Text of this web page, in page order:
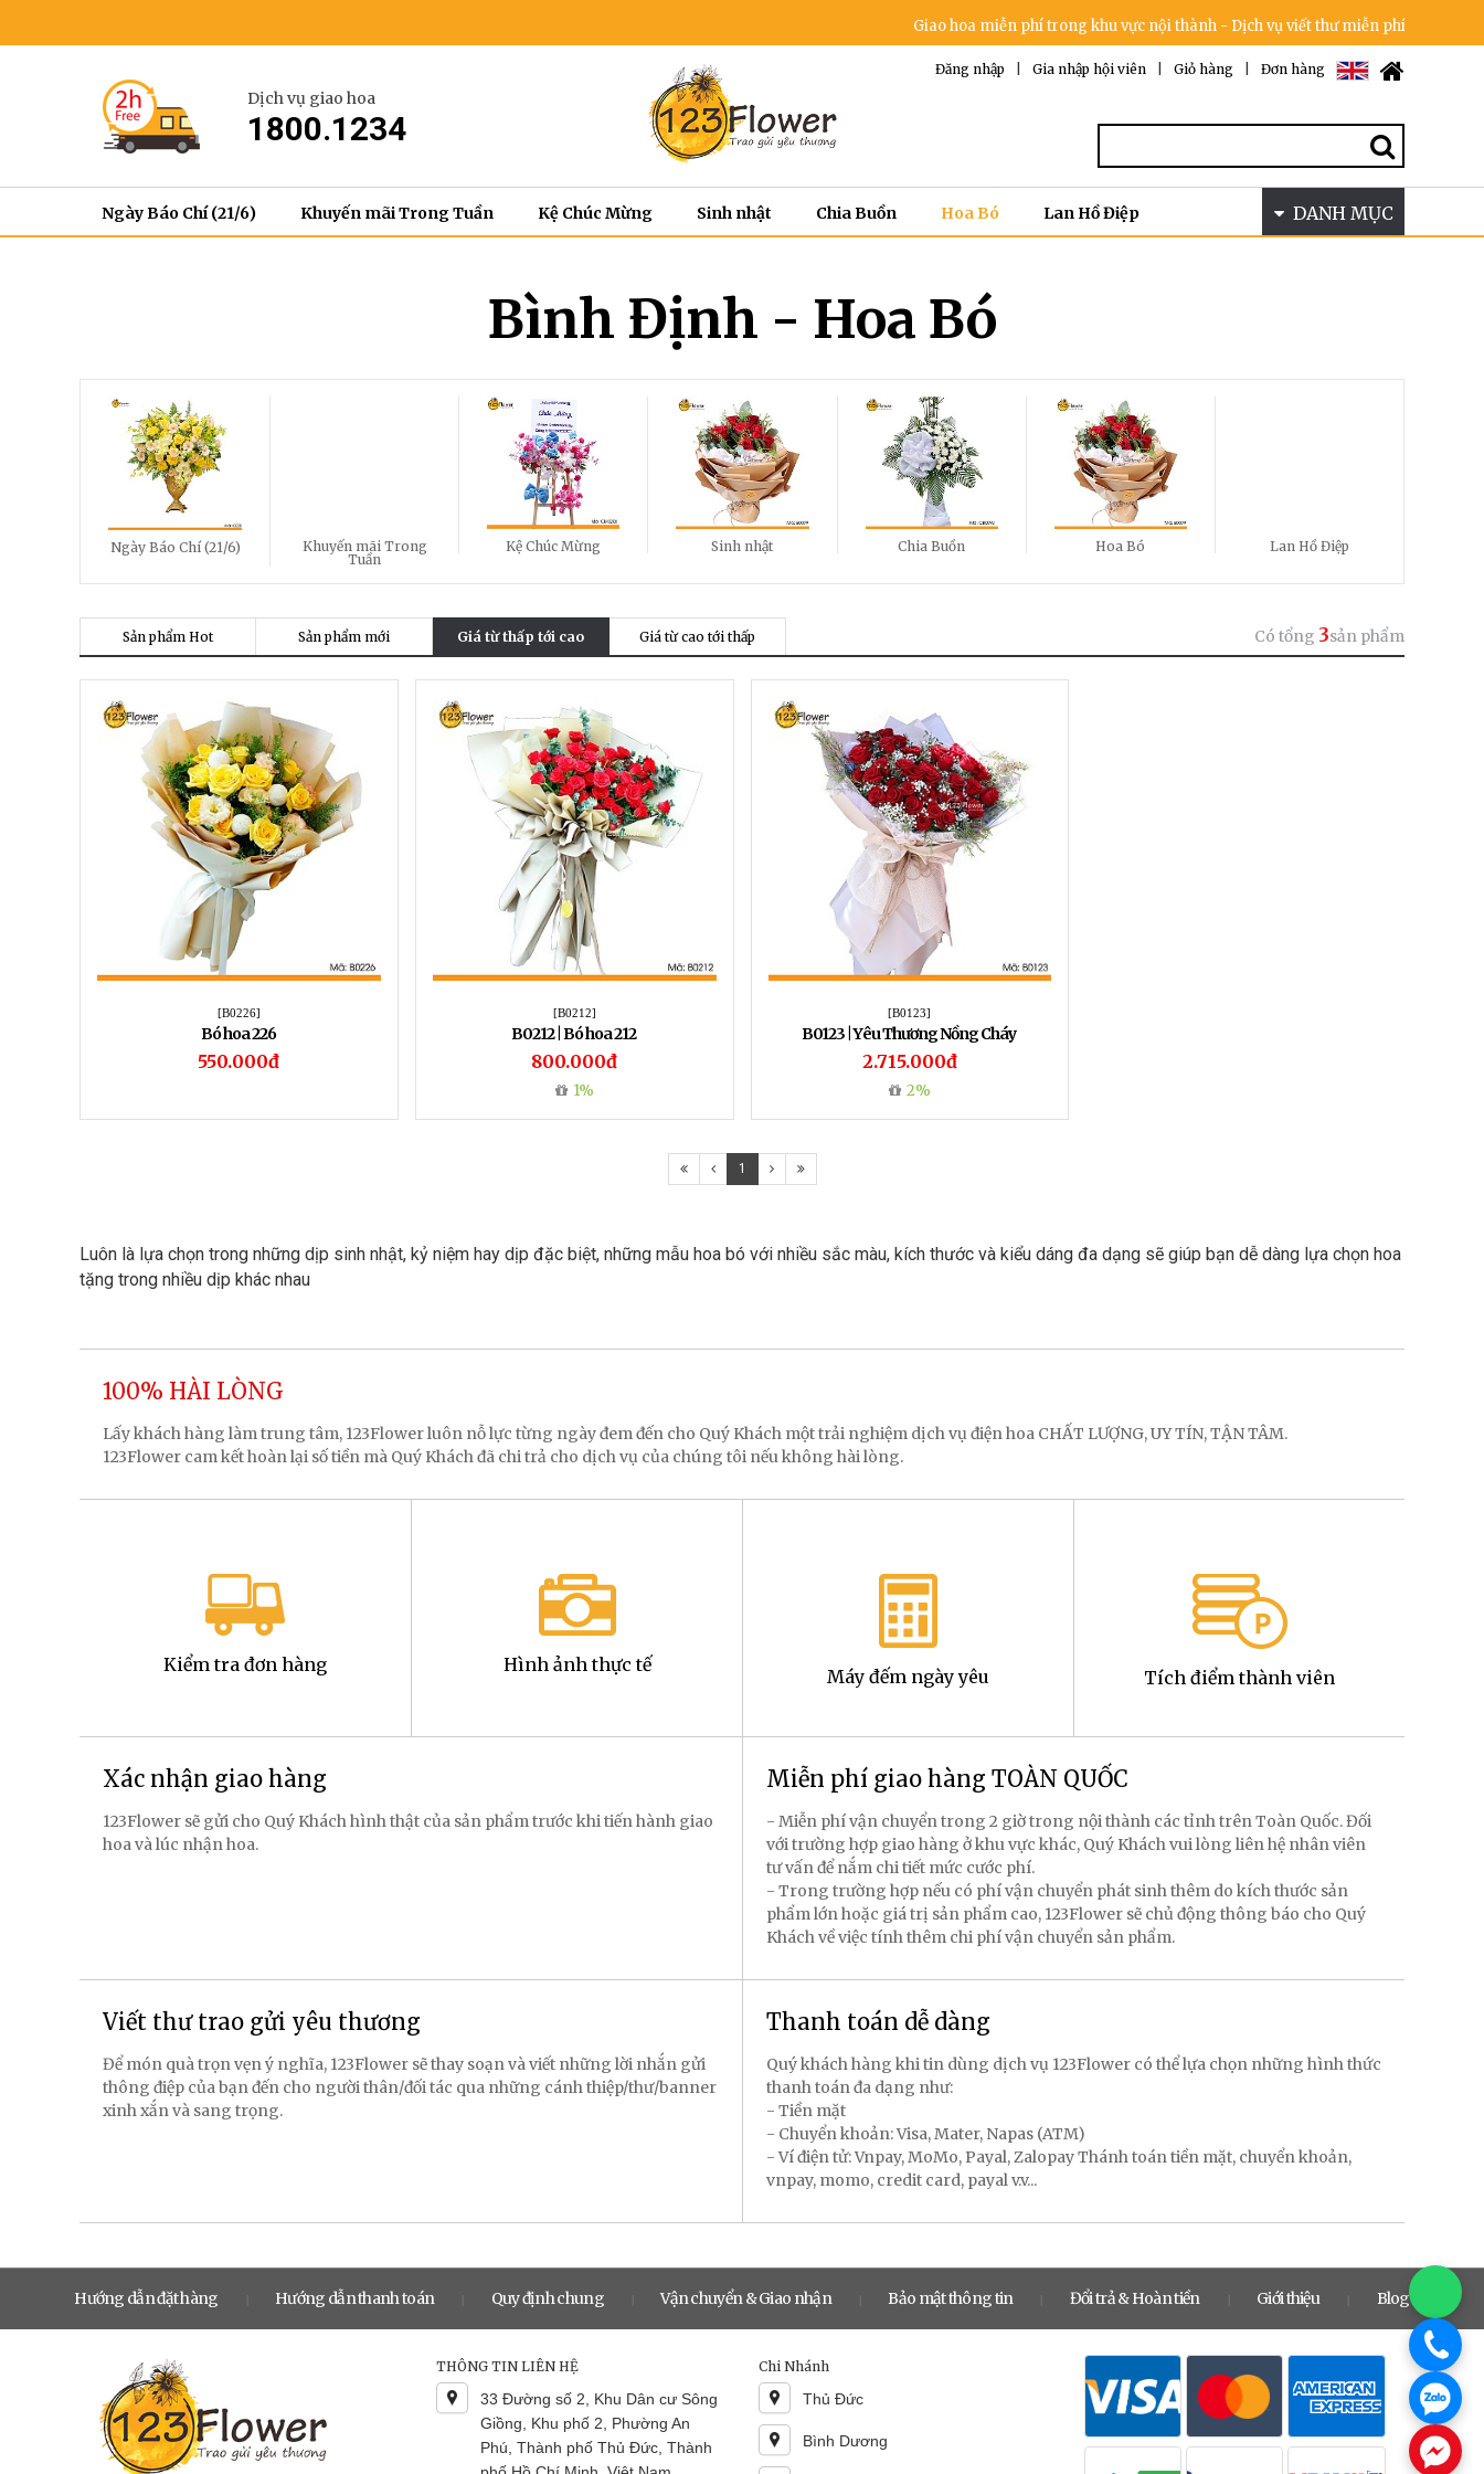
Giao hoa miễn phí trong khu vực nội thành - Dịch vụ viết thư miễn phí - Cam kết
Dịch vụ giao hoa
1800.1234
Đơn hàng
Giỏ hàng
Gia nhập hội viên
Đăng nhập
Ngày Báo Chí (21/6) Khuyến mãi Trong Tuần Kệ Chúc Mừng Sinh nhật Chia Buồn Hoa Bó Lan Hồ Điệp DANH MỤC
Bình Định - Hoa Bó
Ngày Báo Chí (21/6)
Khuyến mãi Trong
Tuần
Kệ Chúc Mừng Sinh nhật Chia Buồn Hoa Bó Lan Hồ Điệp
Sản phẩm Hot Sản phẩm mới Giá từ thấp tới cao Giá từ cao tới thấp Có tổng 3sản phẩm
[B0226]
Bó hoa 226
550.000đ
[B0212]
B0212 | Bó hoa 212
800.000đ
1%
[B0123]
B0123 | Yêu Thương Nồng Cháy
2.715.000đ
2%
1
Luôn là lựa chọn trong những dịp sinh nhật, kỷ niệm hay dịp đặc biệt, những mẫu hoa bó với nhiều sắc màu, kích thước và kiểu dáng đa dạng sẽ giúp bạn dễ dàng lựa chọn hoa
tặng trong nhiều dịp khác nhau
100% HÀI LÒNG
Lấy khách hàng làm trung tâm, 123Flower luôn nỗ lực từng ngày đem đến cho Quý Khách một trải nghiệm dịch vụ điện hoa CHẤT LƯỢNG, UY TÍN, TẬN TÂM.
123Flower cam kết hoàn lại số tiền mà Quý Khách đã chi trả cho dịch vụ của chúng tôi nếu không hài lòng.
Kiểm tra đơn hàng Hình ảnh thực tế
Máy đếm ngày yêu Tích điểm thành viên
Xác nhận giao hàng
123Flower sẽ gửi cho Quý Khách hình thật của sản phẩm trước khi tiến hành giao
hoa và lúc nhận hoa.
Miễn phí giao hàng TOÀN QUỐC
- Miễn phí vận chuyển trong 2 giờ trong nội thành các tỉnh trên Toàn Quốc. Đối
với trường hợp giao hàng ở khu vực khác, Quý Khách vui lòng liên hệ nhân viên
tư vấn để nắm chi tiết mức cước phí.
- Trong trường hợp nếu có phí vận chuyển phát sinh thêm do kích thước sản
phẩm lớn hoặc giá trị sản phẩm cao, 123Flower sẽ chủ động thông báo cho Quý
Khách về việc tính thêm chi phí vận chuyển sản phẩm.
Viết thư trao gửi yêu thương
Để món quà trọn vẹn ý nghĩa, 123Flower sẽ thay soạn và viết những lời nhắn gửi
thông điệp của bạn đến cho người thân/đối tác qua những cánh thiệp/thư/banner
xinh xắn và sang trọng.
Thanh toán dễ dàng
Quý khách hàng khi tin dùng dịch vụ 123Flower có thể lựa chọn những hình thức
thanh toán đa dạng như:
- Tiền mặt
- Chuyển khoản: Visa, Mater, Napas (ATM)
- Ví điện tử: Vnpay, MoMo, Payal, Zalopay Thánh toán tiền mặt, chuyển khoản,
vnpay, momo, credit card, payal v.v...
Hướng dẫn đặt hàng Hướng dẫn thanh toán Quy định chung Vận chuyển & Giao nhận Bảo mật thông tin Đổi trả & Hoàn tiền Giới thiệu Blog
THÔNG TIN LIÊN HỆ
33 Đường số 2, Khu Dân cư Sông
Giồng, Khu phố 2, Phường An
Phú, Thành phố Thủ Đức, Thành
Chi Nhánh
Thủ Đức
Bình Dương